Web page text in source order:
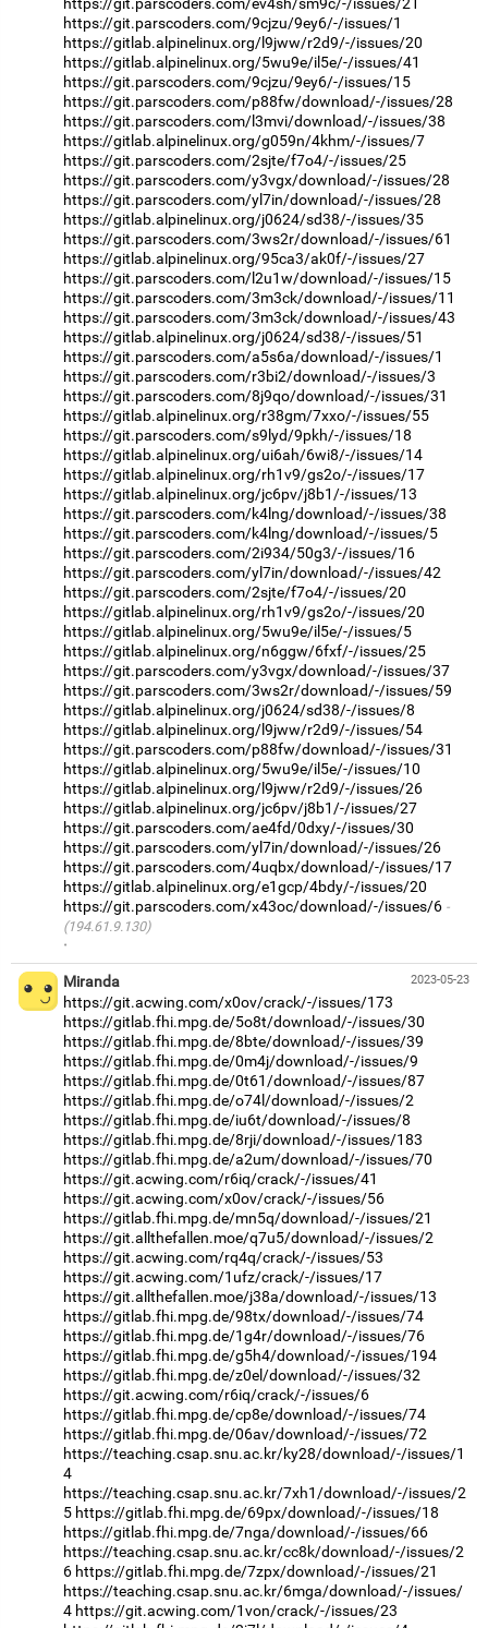
https://git.parscoders.com/9cjzu/9ey6/-/issues/1
https://gitlab.alpinelinux.org/l9jww/r2d9/-/issues/20
https://gitlab.alpinelinux.org/5wu9e/il5e/-/issues/41
https://git.parscoders.com/9cjzu/9ey6/-/issues/15
https://git.parscoders.com/p88fw/download/-/issues/28
https://git.parscoders.com/l3mvi/download/-/issues/38
https://gitlab.alpinelinux.org/g059n/4khm/-/issues/7
https://git.parscoders.com/2sjte/f7o4/-/issues/25
https://git.parscoders.com/y3vgx/download/-/issues/28
https://git.parscoders.com/yl7in/download/-/issues/28
https://gitlab.alpinelinux.org/j0624/sd38/-/issues/35
https://git.parscoders.com/3ws2r/download/-/issues/61
https://gitlab.alpinelinux.org/95ca3/ak0f/-/issues/27
https://git.parscoders.com/l2u1w/download/-/issues/15
https://git.parscoders.com/3m3ck/download/-/issues/11
https://git.parscoders.com/3m3ck/download/-/issues/43
https://gitlab.alpinelinux.org/j0624/sd38/-/issues/51
https://git.parscoders.com/a5s6a/download/-/issues/1
https://git.parscoders.com/r3bi2/download/-/issues/3
https://git.parscoders.com/8j9qo/download/-/issues/31
https://gitlab.alpinelinux.org/r38gm/7xxo/-/issues/55
https://git.parscoders.com/s9lyd/9pkh/-/issues/18
https://gitlab.alpinelinux.org/ui6ah/6wi8/-/issues/14
https://gitlab.alpinelinux.org/rh1v9/gs2o/-/issues/17
https://gitlab.alpinelinux.org/jc6pv/j8b1/-/issues/13
https://git.parscoders.com/k4lng/download/-/issues/38
https://git.parscoders.com/k4lng/download/-/issues/5
https://git.parscoders.com/2i934/50g3/-/issues/16
https://git.parscoders.com/yl7in/download/-/issues/42
https://git.parscoders.com/2sjte/f7o4/-/issues/20
https://gitlab.alpinelinux.org/rh1v9/gs2o/-/issues/20
https://gitlab.alpinelinux.org/5wu9e/il5e/-/issues/5
https://gitlab.alpinelinux.org/n6ggw/6fxf/-/issues/25
https://git.parscoders.com/y3vgx/download/-/issues/37
https://git.parscoders.com/3ws2r/download/-/issues/59
https://gitlab.alpinelinux.org/j0624/sd38/-/issues/8
https://gitlab.alpinelinux.org/l9jww/r2d9/-/issues/54
https://git.parscoders.com/p88fw/download/-/issues/31
https://gitlab.alpinelinux.org/5wu9e/il5e/-/issues/10
https://gitlab.alpinelinux.org/l9jww/r2d9/-/issues/26
https://gitlab.alpinelinux.org/jc6pv/j8b1/-/issues/27
https://git.parscoders.com/ae4fd/0dxy/-/issues/30
https://git.parscoders.com/yl7in/download/-/issues/26
https://git.parscoders.com/4uqbx/download/-/issues/17
https://gitlab.alpinelinux.org/e1gcp/4bdy/-/issues/20
https://git.parscoders.com/x43oc/download/-/issues/6
(194.61.9.130)
·
2023-05-23
Miranda
https://git.acwing.com/x0ov/crack/-/issues/173
https://gitlab.fhi.mpg.de/5o8t/download/-/issues/30
https://gitlab.fhi.mpg.de/8bte/download/-/issues/39
https://gitlab.fhi.mpg.de/0m4j/download/-/issues/9
https://gitlab.fhi.mpg.de/0t61/download/-/issues/87
https://gitlab.fhi.mpg.de/o74l/download/-/issues/2
https://gitlab.fhi.mpg.de/iu6t/download/-/issues/8
https://gitlab.fhi.mpg.de/8rji/download/-/issues/183
https://gitlab.fhi.mpg.de/a2um/download/-/issues/70
https://git.acwing.com/r6iq/crack/-/issues/41
https://git.acwing.com/x0ov/crack/-/issues/56
https://gitlab.fhi.mpg.de/mn5q/download/-/issues/21
https://git.allthefallen.moe/q7u5/download/-/issues/2
https://git.acwing.com/rq4q/crack/-/issues/53
https://git.acwing.com/1ufz/crack/-/issues/17
https://git.allthefallen.moe/j38a/download/-/issues/13
https://gitlab.fhi.mpg.de/98tx/download/-/issues/74
https://gitlab.fhi.mpg.de/1g4r/download/-/issues/76
https://gitlab.fhi.mpg.de/g5h4/download/-/issues/194
https://gitlab.fhi.mpg.de/z0el/download/-/issues/32
https://git.acwing.com/r6iq/crack/-/issues/6
https://gitlab.fhi.mpg.de/cp8e/download/-/issues/74
https://gitlab.fhi.mpg.de/06av/download/-/issues/72
https://teaching.csap.snu.ac.kr/ky28/download/-/issues/1
4
https://teaching.csap.snu.ac.kr/7xh1/download/-/issues/2
5 https://gitlab.fhi.mpg.de/69px/download/-/issues/18
https://gitlab.fhi.mpg.de/7nga/download/-/issues/66
https://teaching.csap.snu.ac.kr/cc8k/download/-/issues/2
6 https://gitlab.fhi.mpg.de/7zpx/download/-/issues/21
https://teaching.csap.snu.ac.kr/6mga/download/-/issues/
4 https://git.acwing.com/1von/crack/-/issues/23